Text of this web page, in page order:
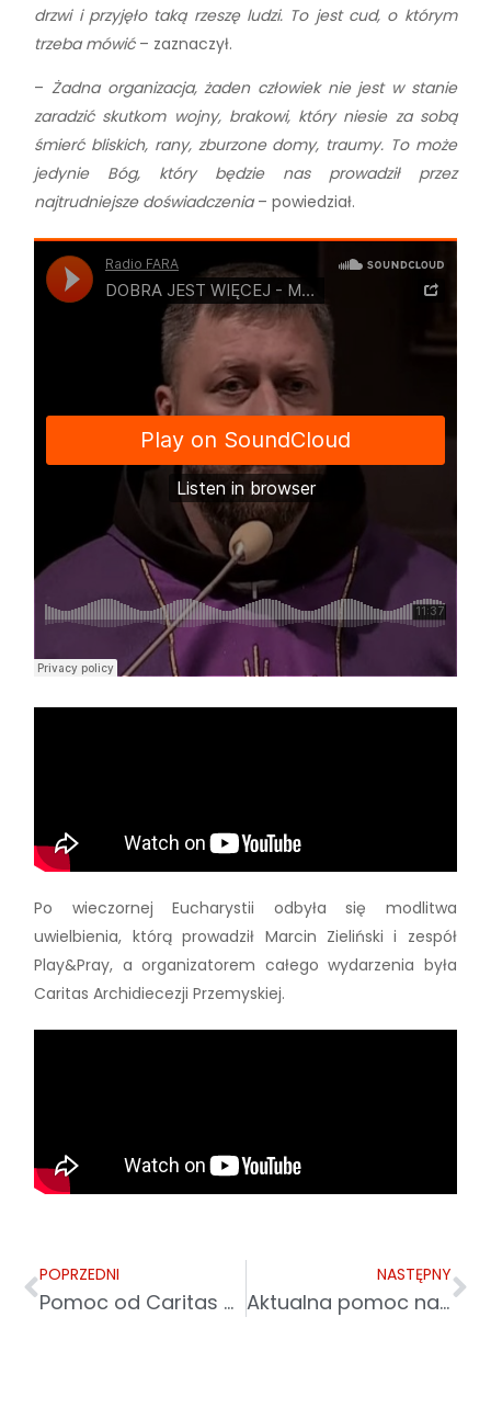
drzwi i przyjęło taką rzeszę ludzi. To jest cud, o którym
trzeba mówić– zaznaczył.
– Żadna organizacja, żaden człowiek nie jest w stanie
zaradzić skutkom wojny, brakowi, który niesie za sobą
śmierć bliskich, rany, zburzone domy, traumy. To może
jedynie Bóg, który będzie nas prowadził przez
najtrudniejsze doświadczenia– powiedział.
Po wieczornej Eucharystii odbyła się modlitwa
uwielbienia, którą prowadził Marcin Zieliński i zespół
Play&Pray, a organizatorem całego wydarzenia była
Caritas Archidiecezji Przemyskiej.
POPRZEDNI
Pomoc od Caritas uchodźcom z Ukrainy
NASTĘPNY
Aktualna pomoc na rzecz Ukrainy